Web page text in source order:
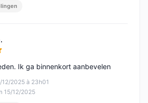
5 van 5
2025 à 23h01
15/12/2025
Ik ga binnenkort aanbevelen